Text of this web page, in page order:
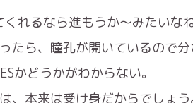
れるなら進もうか〜みたいなね
たら、瞳孔が開いているので
かどうかがわからない。
本来は受け身だからでしょう